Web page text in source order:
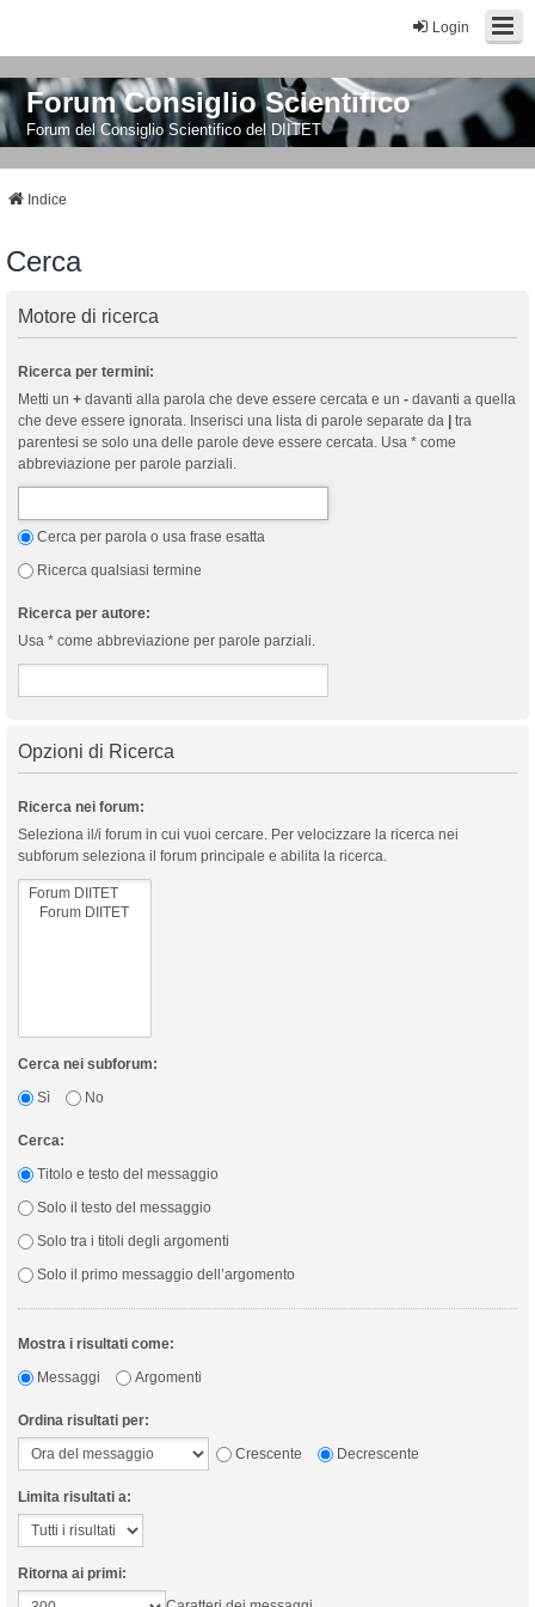
Login
Forum Consiglio Scientifico
Forum del Consiglio Scientifico del DIITET
Indice
Cerca
Motore di ricerca
Ricerca per termini:
Metti un + davanti alla parola che deve essere cercata e un - davanti a quella
che deve essere ignorata. Inserisci una lista di parole separate da
tra
parentesi se solo una delle parole deve essere cercata. Usa * come
abbreviazione per parole parziali.
Cerca per parola o usa frase esatta
Ricerca qualsiasi termine
Ricerca per autore:
Usa * come abbreviazione per parole parziali.
Opzioni di Ricerca
Ricerca nei forum:
Seleziona il/i forum in cui vuoi cercare. Per velocizzare la ricerca nei
subforum seleziona il forum principale e abilita la ricerca.
Cerca nei subforum:
Sì
No
Cerca:
Titolo e testo del messaggio
Solo il testo del messaggio
Solo tra i titoli degli argomenti
Solo il primo messaggio dell’argomento
Mostra i risultati come:
Messaggi
Argomenti
Ordina risultati per:
Crescente
Decrescente
Limita risultati a:
Ritorna ai primi: